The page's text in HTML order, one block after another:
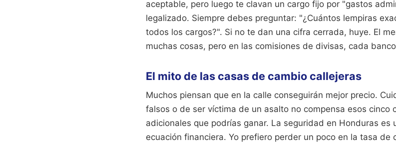
aceptable, pero luego te clavan un cargo fijo por "gastos
legalizado. Siempre debes preguntar: "¿Cuántos lempiras
todos los cargos?". Si no te dan una cifra cerrada, huye. El
muchas cosas, pero en las comisiones de divisas, cada
El mito de las casas de cambio callejeras
Muchos piensan que en la calle conseguirán mejor precio.
falsos o de ser víctima de un asalto no compensa esos cinco
adicionales que podrías ganar. La seguridad en Honduras
ecuación financiera. Yo prefiero perder un poco en la tasa